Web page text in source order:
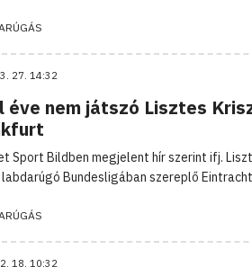
27. 14:32
éve nem játszó Lisztes
Sport Bildben megjelent hír szerint ifj.
Bundesligában szereplő
18. 10:32